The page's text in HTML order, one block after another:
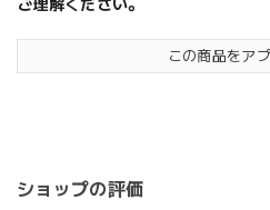
ご理解ください。
この商品をア
ショップの評価